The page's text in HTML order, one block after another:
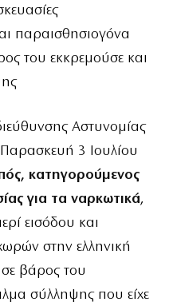
παραισθησιογόνα
του εκκρεμούσε και
Αστυνομίας
3 Ιουλίου
κατηγορούμενος
για τα ναρκωτικά,
εισόδου και
στην ελληνική
βάρος του
σύλληψης που είχε